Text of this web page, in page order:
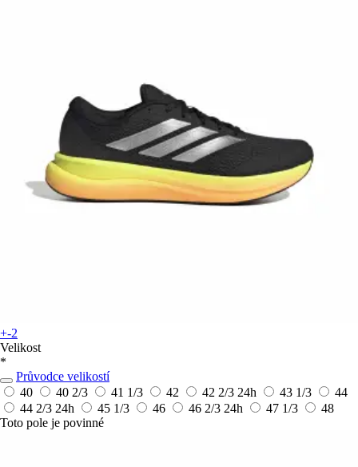
+-2
Velikost
*
Průvodce velikostí
40
40 2/3 41 1/3 42 42 2/3 24h 43 1/3
44
44 2/3 24h 45 1/3 46 46 2/3 24h 47 1/3
48
Toto pole je povinné